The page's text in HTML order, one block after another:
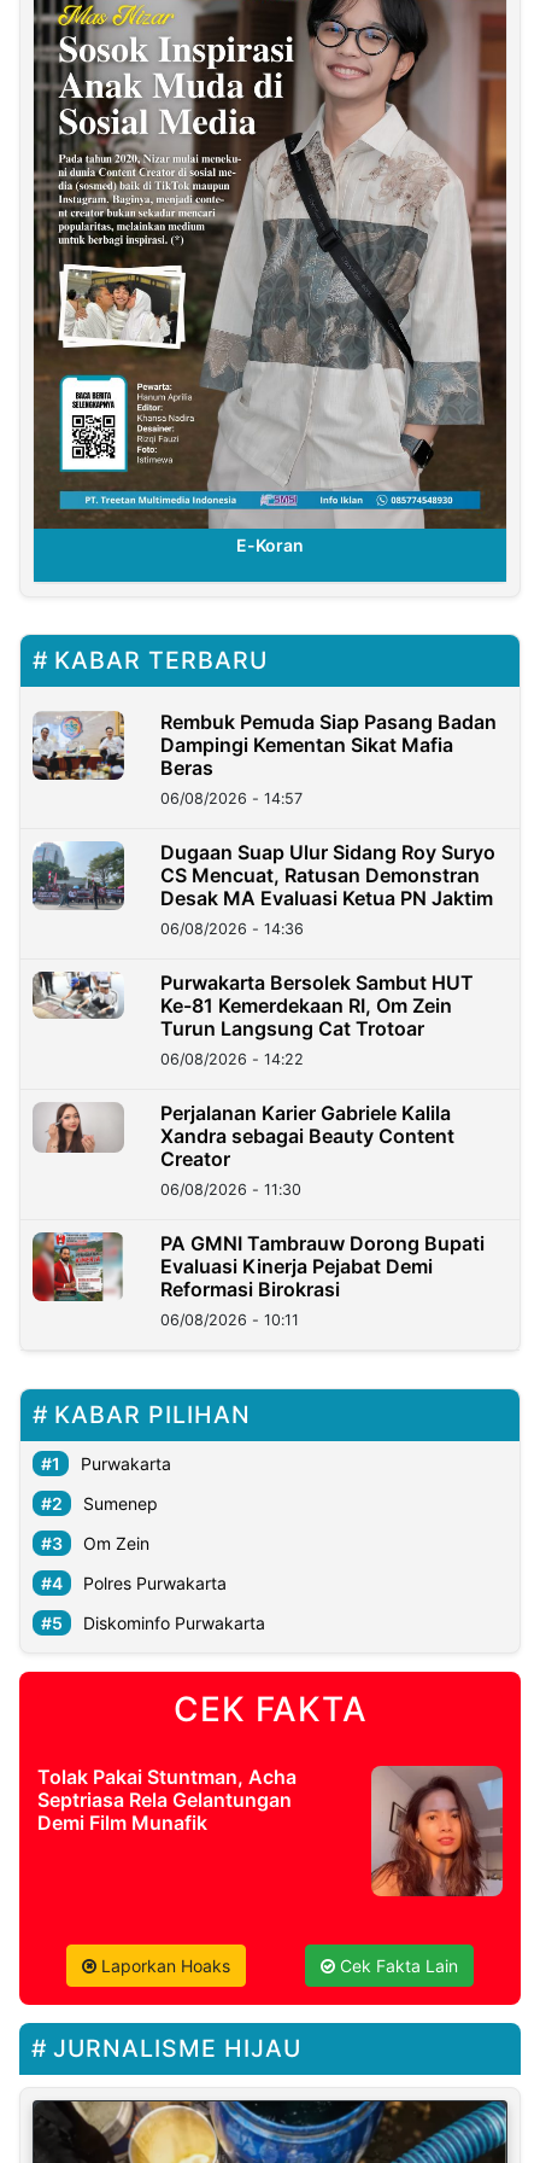
E-Koran
KABAR TERBARU
Rembuk Pemuda Siap Pasang Badan
Dampingi Kementan Sikat Mafia
Beras
06/08/2026 - 14:57
Dugaan Suap Ulur Sidang Roy Suryo
CS Mencuat, Ratusan Demonstran
Desak MA Evaluasi Ketua PN Jaktim
06/08/2026 - 14:36
Purwakarta Bersolek Sambut HUT
Ke-81 Kemerdekaan RI, Om Zein
Turun Langsung Cat Trotoar
06/08/2026 - 14:22
Perjalanan Karier Gabriele Kalila
Xandra sebagai Beauty Content
Creator
06/08/2026 - 11:30
PA GMNI Tambrauw Dorong Bupati
Evaluasi Kinerja Pejabat Demi
Reformasi Birokrasi
06/08/2026 - 10:11
KABAR PILIHAN
Purwakarta
Sumenep
Om Zein
Polres Purwakarta
Diskominfo Purwakarta
CEK FAKTA
Tolak Pakai Stuntman, Acha
Septriasa Rela Gelantungan
Demi Film Munafik
Laporkan Hoaks Cek Fakta Lain
JURNALISME HIJAU